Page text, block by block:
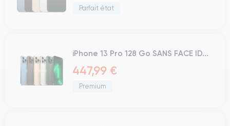
Parfait état
iPhone 13 Pro 128 Go SANS FACE ID...
447,99 €
Premium